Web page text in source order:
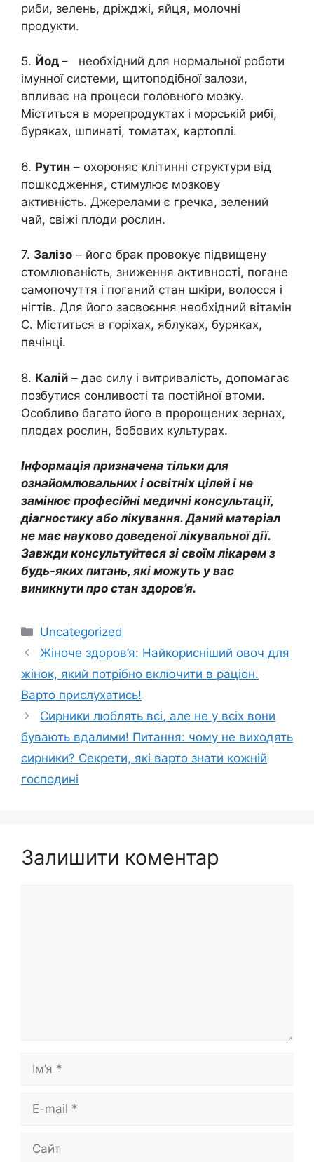
риби, зелень, дріжджі, яйця, молочні
продукти.
5. Йод – необхідний для нормальної роботи
імунної системи, щитоподібної залози,
впливає на процеси головного мозку.
Міститься в морепродуктах і морській рибі,
буряках, шпинаті, томатах, картоплі.
6. Рутин – охороняє клітинні структури від
пошкодження, стимулює мозкову
активність. Джерелами є гречка, зелений
чай, свіжі плоди рослин.
7. Залізо – його брак провокує підвищену
стомлюваність, зниження активності, погане
самопочуття і поганий стан шкіри, волосся і
нігтів. Для його засвоєння необхідний вітамін
С. Міститься в горіхах, яблуках, буряках,
печінці.
8. Калій – дає силу і витривалість, допомагає
позбутися сонливості та постійної втоми.
Особливо багато його в пророщених зернах,
плодах рослин, бобових культурах.
Інформація призначена тільки для
ознайомлювальних і освітніх цілей і не
замінює професійні медичні консультації,
діагностику або лікування. Даний матеріал
не має науково доведеної лікувальної дії.
Завжди консультуйтеся зі своїм лікарем з
будь-яких питань, які можуть у вас
виникнути про стан здоров’я.
Категорії
Uncategorized
Жіноче здоров’я: Найкорисніший овоч для
жінок, який потрібно включити в раціон.
Варто прислухатись!
Сирники люблять всі, але не у всіх вони
бувають вдалими! Питання: чому не виходять
сирники? Секрети, які варто знати кожній
господині
Залишити коментар
Ім’я
Сайт